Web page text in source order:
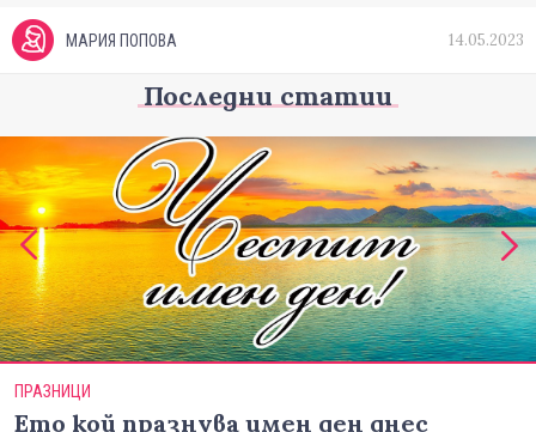
МАРИЯ ПОПОВА 14.05.2023
Последни статии
ПРАЗНИЦИ
Ето кой празнува имен ден днес